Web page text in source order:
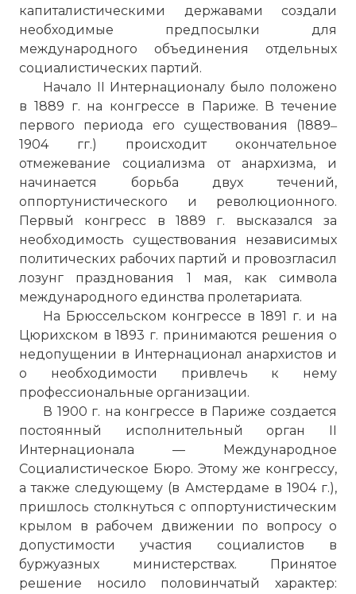
капиталистическими державами создали
необходимые предпосылки для
международного объединения отдельных
социалистических партий.
Начало II Интернационалу было положено
в 1889 г. на конгрессе в Париже. В течение
первого периода его существования (1889‒
1904 гг.) происходит окончательное
отмежевание социализма от анархизма, и
начинается борьба двух течений,
оппортунистического и революционного.
Первый конгресс в 1889 г. высказался за
необходимость существования независимых
политических рабочих партий и провозгласил
лозунг празднования 1 мая, как символа
международного единства пролетариата.
На Брюссельском конгрессе в 1891 г. и на
Цюрихском в 1893 г. принимаются решения о
недопущении в Интернационал анархистов и
о необходимости привлечь к нему
профессиональные организации.
В 1900 г. на конгрессе в Париже создается
постоянный исполнительный орган II
Интернационала — Международное
Социалистическое Бюро. Этому же конгрессу,
а также следующему (в Амстердаме в 1904 г.),
пришлось столкнуться с оппортунистическим
крылом в рабочем движении по вопросу о
допустимости участия социалистов в
буржуазных министерствах. Принятое
решение носило половинчатый характер: